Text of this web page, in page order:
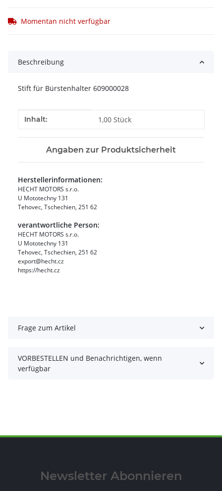
Momentan nicht verfügbar
Beschreibung
Stift für Bürstenhalter 609000028
Produkteigenschaft
Wert
Inhalt: 1,00 Stück
Angaben zur Produktsicherheit
Herstellerinformationen:
HECHT MOTORS s.r.o.
U Mototechny 131
Tehovec, Tschechien, 251 62
verantwortliche Person:
HECHT MOTORS s.r.o.
U Mototechny 131
Tehovec, Tschechien, 251 62
export@hecht.cz
https://hecht.cz
Frage zum Artikel
VORBESTELLEN und Benachrichtigen, wenn
verfügbar
Newsletter Abonnieren